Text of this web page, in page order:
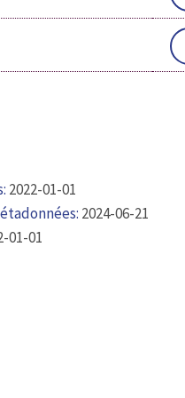
2022-01-01
2024-06-21
01-01